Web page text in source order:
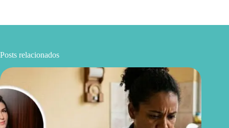
Posts relacionados